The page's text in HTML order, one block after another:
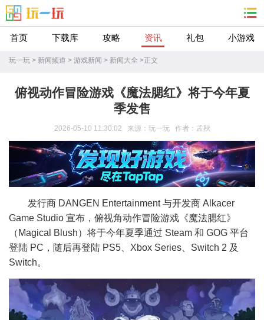
首页 下载库 攻略 资讯 礼包 小游戏
玩一玩 > 新闻频道 > 游戏新闻 > 新闻大全 >正文
俯视动作冒险游戏《魔法腮红》将于今年夏
季发售
2026-05-10 11:30:02 来源：玩一玩 作者：孟秋
发行商 DANGEN Entertainment 与开发商 Alkacer
Game Studio 宣布，俯视角动作冒险游戏《魔法腮红》
（Magical Blush）将于今年夏季通过 Steam 和 GOG 平台
登陆 PC，随后再登陆 PS5、Xbox Series、Switch 2 及
Switch。